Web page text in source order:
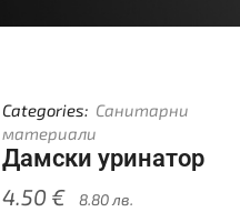
Categories: Санитарни
материали
Дамски уринатор
4.50 € 8.80лв.